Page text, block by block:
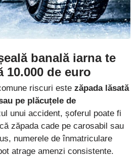
banală iarna te
10.000 de euro
riscuri este zăpada lăsată
pe plăcuțele de
unui accident, șoferul poate fi
zăpada cade pe carosabil sau
numerele de înmatriculare
atrage amenzi consistente.